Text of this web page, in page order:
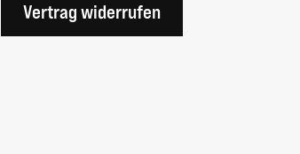
Vertrag widerrufen